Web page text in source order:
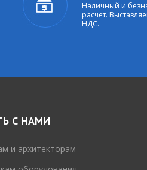
Наличный и
расчет.
НДС.
С НАМИ
и архитекторам